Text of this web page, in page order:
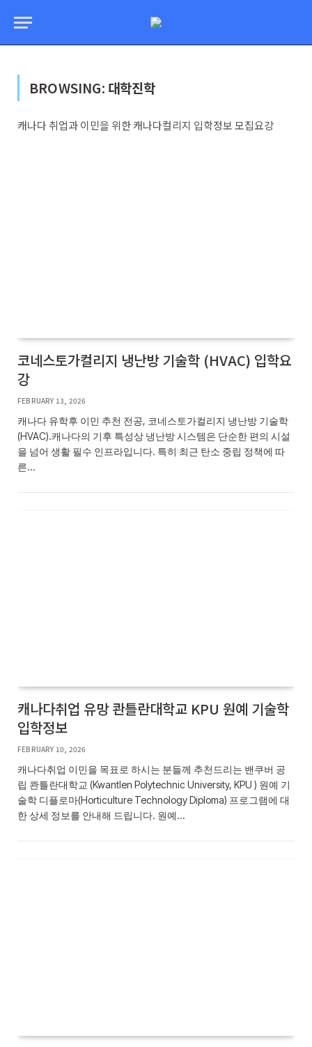
BROWSING: 대학진학
캐나다 취업과 이민을 위한 캐나다컬리지 입학정보 모집요강
코네스토가컬리지 냉난방 기술학 (HVAC) 입학요
강
FEBRUARY 13, 2026
캐나다 유학후 이민 추천 전공, 코네스토가컬리지 냉난방 기술학
(HVAC).캐나다의 기후 특성상 냉난방 시스템은 단순한 편의 시설
을 넘어 생활 필수 인프라입니다. 특히 최근 탄소 중립 정책에 따
른…
캐나다취업 유망 콴틀란대학교 KPU 원예 기술학
입학정보
FEBRUARY 10, 2026
캐나다취업 이민을 목표로 하시는 분들께 추천드리는 밴쿠버 공
립 콴틀란대학교 (Kwantlen Polytechnic University, KPU ) 원예 기
술학 디플로마(Horticulture Technology Diploma) 프로그램에 대
한 상세 정보를 안내해 드립니다. 원예…